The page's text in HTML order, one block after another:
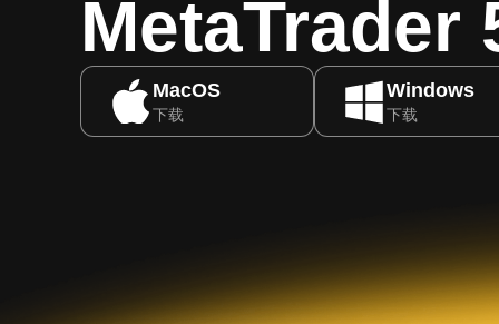
MetaTrader
MacOS
下载
Windows
下载